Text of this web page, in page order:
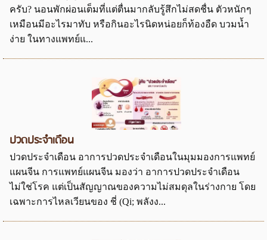
ครับ? นอนพักผ่อนเต็มที่แต่ตื่นมากลับรู้สึกไม่สดชื่น ตัวหนักๆ
เหมือนมีอะไรมาทับ หรือกินอะไรนิดหน่อยก็ท้องอืด บวมน้ำ
ง่าย ในทางแพทย์แ...
ปวดประจำเดือน
ปวดประจำเดือน อาการปวดประจำเดือนในมุมมองการแพทย์
แผนจีน การแพทย์แผนจีน มองว่า อาการปวดประจำเดือน
ไม่ใช่โรค แต่เป็นสัญญาณของความไม่สมดุลในร่างกาย โดย
เฉพาะการไหลเวียนของ ชี่ (Qi; พลังง...